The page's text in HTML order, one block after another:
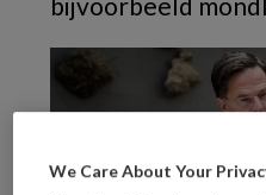
We Care About Your